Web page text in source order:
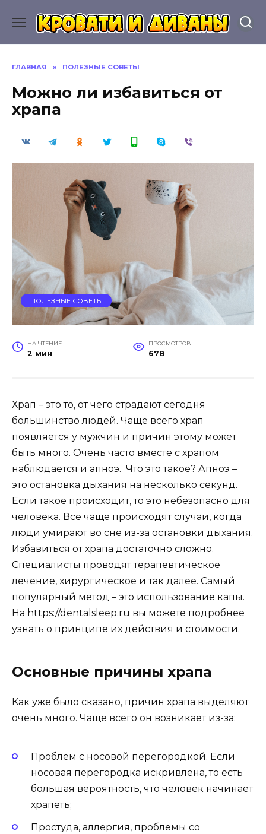
содержанию
ГЛАВНАЯ » ПОЛЕЗНЫЕ СОВЕТЫ
Можно ли избавиться от
храпа
ПОЛЕЗНЫЕ СОВЕТЫ
НА ЧТЕНИЕ
2 мин
ПРОСМОТРОВ
678
Храп – это то, от чего страдают сегодня
большинство людей. Чаще всего храп
появляется у мужчин и причин этому может
быть много. Очень часто вместе с храпом
наблюдается и апноэ. Что это такое? Апноэ –
это остановка дыхания на несколько секунд.
Если такое происходит, то это небезопасно для
человека. Все чаще происходят случаи, когда
люди умирают во сне из-за остановки дыхания.
Избавиться от храпа достаточно сложно.
Специалисты проводят терапевтическое
лечение, хирургическое и так далее. Самый
популярный метод – это использование капы.
На https://dentalsleep.ru вы можете подробнее
узнать о принципе их действия и стоимости.
Основные причины храпа
Как уже было сказано, причин храпа выделяют
очень много. Чаще всего он возникает из-за:
Проблем с носовой перегородкой. Если
носовая перегородка искривлена, то есть
большая вероятность, что человек начинает
храпеть;
Простуда, аллергия, проблемы со